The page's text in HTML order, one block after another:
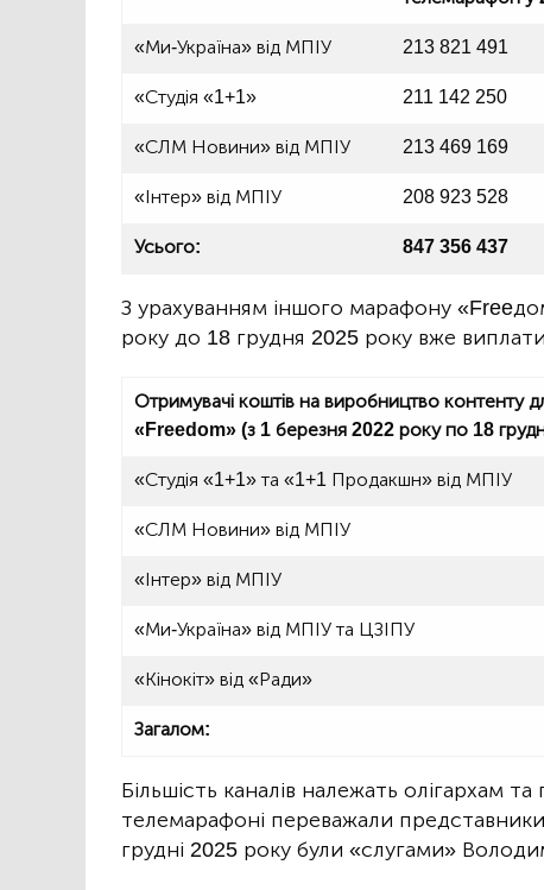
«Ми-Україна» від МПІУ 213 821 491
«Студія «1+1» 211 142 250
«СЛМ Новини» від МПІУ 213 469 169
«Інтер» від МПІУ 208 923 528
Усього: 847 356 437
З урахуванням іншого марафону
року до 18 грудня 2025 року вже
Отримувачі коштів на виробництво контенту
«Freedom» (з 1 березня 2022 року по 18
«Студія «1+1» та «1+1 Продакшн» від МПІУ
«СЛМ Новини» від МПІУ
«Інтер» від МПІУ
«Ми-Україна» від МПІУ та ЦЗІПУ
«Кінокіт» від «Ради»
Загалом:
Більшість каналів належать олігархам
телемарафоні переважали
грудні 2025 року були «слугами»